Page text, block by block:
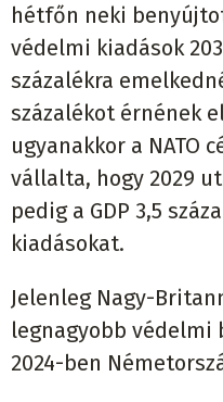
hétfőn neki
védelmi kiadások
százalékra
százalékot érnének
ugyanakkor a NATO
vállalta, hogy 2029
pedig a GDP 3,5
kiadásokat.
Jelenleg Nagy-
legnagyobb védelmi
2024-ben